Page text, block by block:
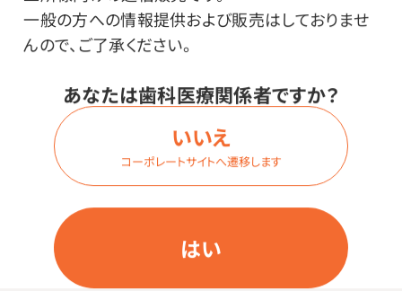
一般の方への情報提供および販売はしておりませ
んので、ご了承ください。
あなたは歯科医療関係者ですか？
はい
いいえ
コーポレートサイトへ遷移します
ドリテック 電気ケトル プ
ロム 1.0L PO-160
価格はログイン後表示
ドリテック ペットボトルで
も使えるカップウォーマー
価格はログイン後表示